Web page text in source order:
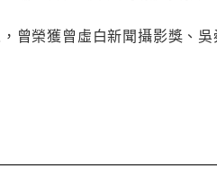
曾榮獲曾虛白新聞攝影獎、